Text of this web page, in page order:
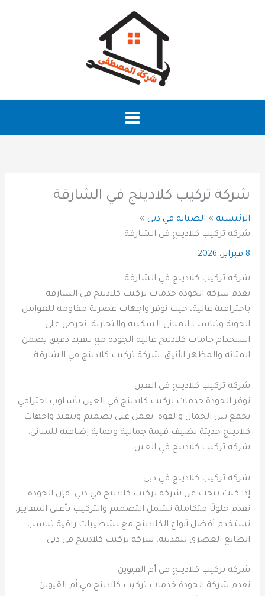
شركة تركيب كلادينج في الشارقة
الرئيسية
الصيانة في دبي
شركة تركيب كلادينج في الشارقة
8 فبراير، 2026
شركة تركيب كلادينج في الشارقة
تقدم شركة الجودة خدمات تركيب كلادينج في الشارقة
باحترافية عالية، حيث نوفر واجهات عصرية مقاومة للعوامل
الجوية وتناسب المباني السكنية والتجارية. نحرص على
استخدام خامات كلادينج عالية الجودة مع تنفيذ دقيق يضمن
المتانة والمظهر الأنيق. شركة تركيب كلادينج في الشارقة
شركة تركيب كلادينج في العين
توفر الجودة خدمات تركيب كلادينج في العين بأسلوب احترافي
يجمع بين الجمال والقوة. نعمل على تصميم وتنفيذ واجهات
كلادينج حديثة تضيف قيمة جمالية وحماية إضافية للمباني.
شركة تركيب كلادينج في العين
شركة تركيب كلادينج في دبي
إذا كنت تبحث عن شركة تركيب كلادينج في دبي، فإن الجودة
تقدم حلولًا متكاملة تشمل التصميم والتركيب بأعلى المعايير.
نستخدم أفضل أنواع الكلادينج مع تشطيبات راقية تناسب
الطابع العصري للمدينة. شركة تركيب كلادينج في دبى
شركة تركيب كلادينج في أم القيوين
تقدم شركة الجودة خدمات تركيب كلادينج في أم القيوين